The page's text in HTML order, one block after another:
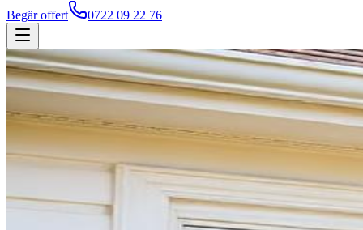
Begär offert
0722 09 22 76